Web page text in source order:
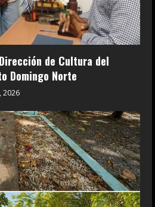
de Cultura del
Domingo Norte
2026